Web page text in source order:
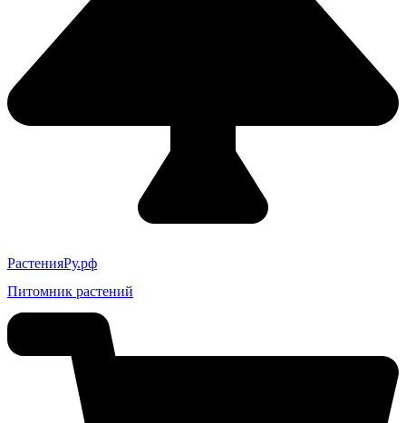
РастенияРу.рф
Питомник растений